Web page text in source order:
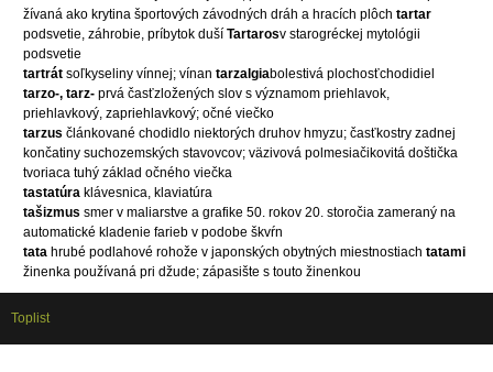
žívaná ako krytina športových závodných dráh a hracích plôch tartar
podsvetie, záhrobie, príbytok duší Tartarosv starogréckej mytológii
podsvetie
tartrát soľkyseliny vínnej; vínan tarzalgiabolestivá plochosťchodidiel
tarzo-, tarz- prvá časťzložených slov s významom priehlavok,
priehlavkový, zapriehlavkový; očné viečko
tarzus článkované chodidlo niektorých druhov hmyzu; časťkostry zadnej
končatiny suchozemských stavovcov; väzivová polmesiačikovitá doštička
tvoriaca tuhý základ očného viečka
tastatúra klávesnica, klaviatúra
tašizmus smer v maliarstve a grafike 50. rokov 20. storočia zameraný na
automatické kladenie farieb v podobe škvŕn
tata hrubé podlahové rohože v japonských obytných miestnostiach tatami
žinenka používaná pri džude; zápasište s touto žinenkou
Toplist